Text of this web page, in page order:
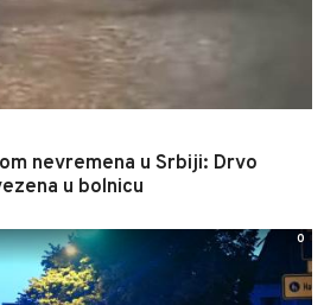
nevremena u Srbiji: Drvo
u bolnicu
0